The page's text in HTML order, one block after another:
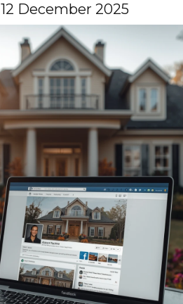
December 2025